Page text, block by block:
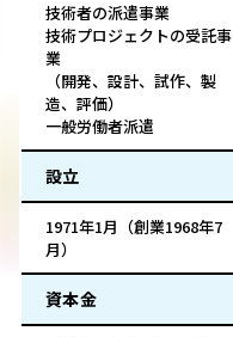
技術者の派遣事業
技術プロジェクトの受託事
業
（開発、設計、試作、製
造、評価）
一般労働者派遣
設立
1971年1月（創業1968年7
月）
資本金